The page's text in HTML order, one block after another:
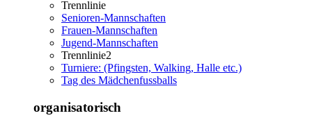
Trennlinie
Senioren-Mannschaften
Frauen-Mannschaften
Jugend-Mannschaften
Trennlinie2
Turniere: (Pfingsten, Walking, Halle etc.)
Tag des Mädchenfussballs
organisatorisch